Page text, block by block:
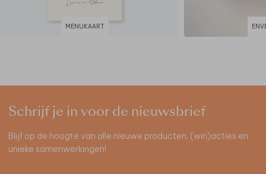
MENUKAART
Schrijf je in voor de nieuwsbrief
Blijf op de hoogte van alle nieuwe producten, (win)acties en
unieke samenwerkingen!